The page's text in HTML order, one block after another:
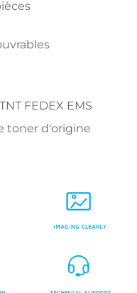
FEDEX EMS
toner d'origine